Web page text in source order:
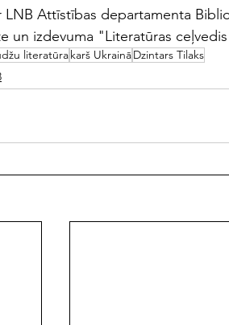
LNB Attīstības departamenta
un izdevuma "Literatūras
literatūrakarš UkraināDzintars Tilaks